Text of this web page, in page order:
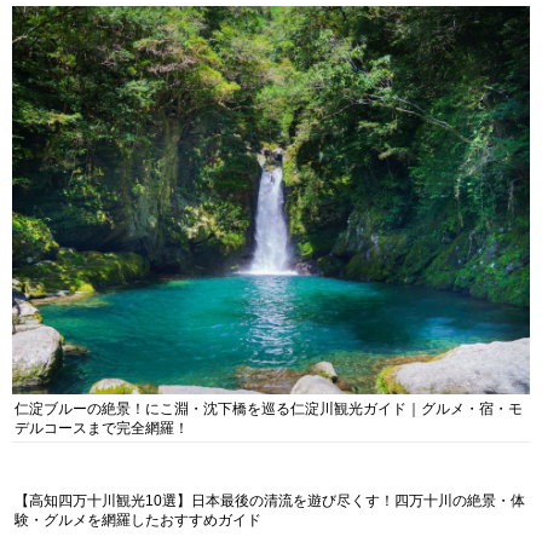
仁淀ブルーの絶景！にこ淵・沈下橋を巡る仁淀川観光ガイド｜グルメ・宿・モ
デルコースまで完全網羅！
【高知四万十川観光10選】日本最後の清流を遊び尽くす！四万十川の絶景・体
験・グルメを網羅したおすすめガイド